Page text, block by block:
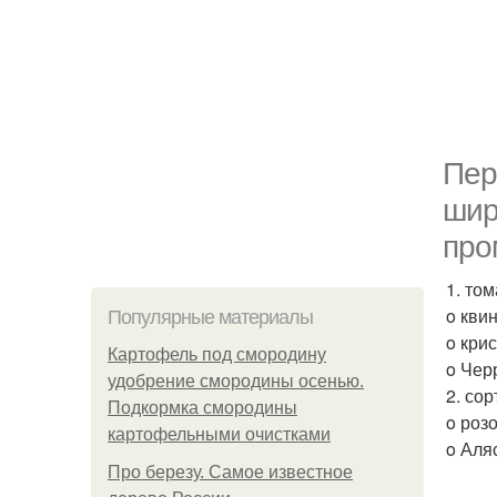
Популярные материалы
Картофель под смородину
удобрение смородины осенью.
Подкормка смородины
картофельными очистками
Про березу. Самое известное
1.
o
o
o
2.
o
o